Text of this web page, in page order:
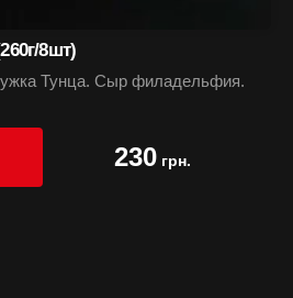
8шт)
Тунца. Сыр филадельфия.
230грн.